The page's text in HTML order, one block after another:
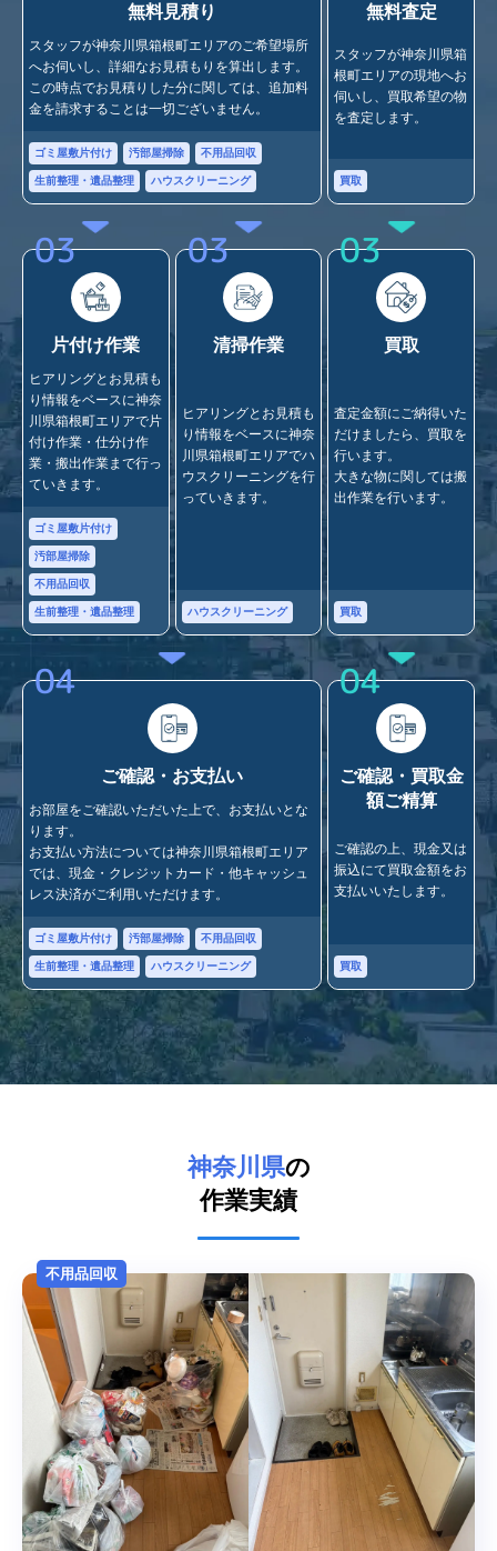
無料見積り
スタッフが神奈川県箱根町エリアのご希望場所
へお伺いし、詳細なお見積もりを算出します。
この時点でお見積りした分に関しては、追加料
金を請求することは一切ございません。
ゴミ屋敷片付け 汚部屋掃除 不用品回収
生前整理・遺品整理 ハウスクリーニング
無料査定
スタッフが神奈川県箱
根町エリアの現地へお
伺いし、買取希望の物
を査定します。
買取
03
片付け作業
ヒアリングとお見積も
り情報をベースに神奈
川県箱根町エリアで片
付け作業・仕分け作
業・搬出作業まで行っ
ていきます。
ゴミ屋敷片付け
汚部屋掃除
不用品回収
生前整理・遺品整理
03
清掃作業
ヒアリングとお見積も
り情報をベースに神奈
川県箱根町エリアでハ
ウスクリーニングを行
っていきます。
ハウスクリーニング
03
買取
査定金額にご納得いた
だけましたら、買取を
行います。
大きな物に関しては搬
出作業を行います。
買取
04
ご確認・お支払い
お部屋をご確認いただいた上で、お支払いとな
ります。
お支払い方法については神奈川県箱根町エリア
では、現金・クレジットカード・他キャッシュ
レス決済がご利用いただけます。
ゴミ屋敷片付け 汚部屋掃除 不用品回収
生前整理・遺品整理 ハウスクリーニング
04
ご確認・買取金
額ご精算
ご確認の上、現金又は
振込にて買取金額をお
支払いいたします。
買取
神奈川県の
作業実績
不用品回収